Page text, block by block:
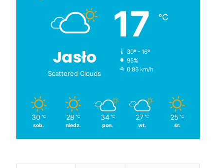
Jasło
Scattered Clouds
17 ℃
30º - 16º
95%
0.86 km/h
30 ℃
sob.
28 ℃
niedz.
34 ℃
pon.
27 ℃
wt.
25 ℃
śr.